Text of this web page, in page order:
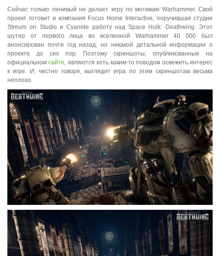
Сейчас только ленивый не делает игру по мотивам Warhammer. Свой
проект готовит и компания Focus Home Interactive, поручившая студии
Streum on Studio и Cyanide работу над Space Hulk: Deathwing. Этот
шутер от первого лица во вселенной Warhammer 40 000 был
анонсирован почти год назад, но никакой детальной информации о
проекте до сих пор. Поэтому скриншоты, опубликованные на
официальномсайте, являются хоть каким-то поводом освежить интерес
к игре. И, честно говоря, выглядит игра по этим скриншотам весьма
неплохо.